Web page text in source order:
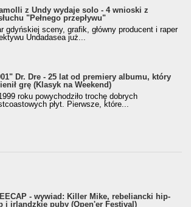
z Undy wydaje solo - 4 wnioski z
"Pełnego przepływu"
gdyńskiej sceny, grafik, główny producent i raper
Undadasea już...
Dr. Dre - 25 lat od premiery albumu, który
grę (Klasyk na Weekend)
roku powychodziło trochę dobrych
płyt. Pierwsze, które...
- wywiad: Killer Mike, rebeliancki hip-
i irlandzkie puby (Open'er Festival)